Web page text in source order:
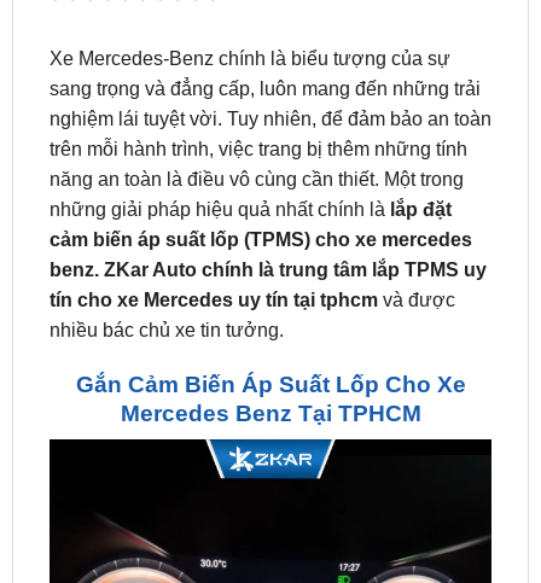
nghiệm lái tuyệt vời. Tuy nhiên, để đảm bảo an toàn
trên mỗi hành trình, việc trang bị thêm những tính
năng an toàn là điều vô cùng cần thiết. Một trong
những giải pháp hiệu quả nhất chính làlắp đặt
cảm biến áp suất lốp (TPMS) cho xe mercedes
benz. ZKar Auto chính là trung tâm lắp TPMS uy
tín cho xe Mercedes uy tín tại tphcm và được
nhiều bác chủ xe tin tưởng.
Gắn Cảm Biến Áp Suất Lốp Cho Xe